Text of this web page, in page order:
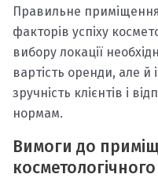
Правильне
факторів успіху
вибору локації
вартість оренди, але й
зручність клієнтів і
нормам.
Вимоги до